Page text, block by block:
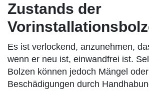
Zustands der
Es ist verlockend, anzunehmen,
wenn er neu ist, einwandfrei ist.
Bolzen können jedoch Mängel oder
Beschädigungen durch